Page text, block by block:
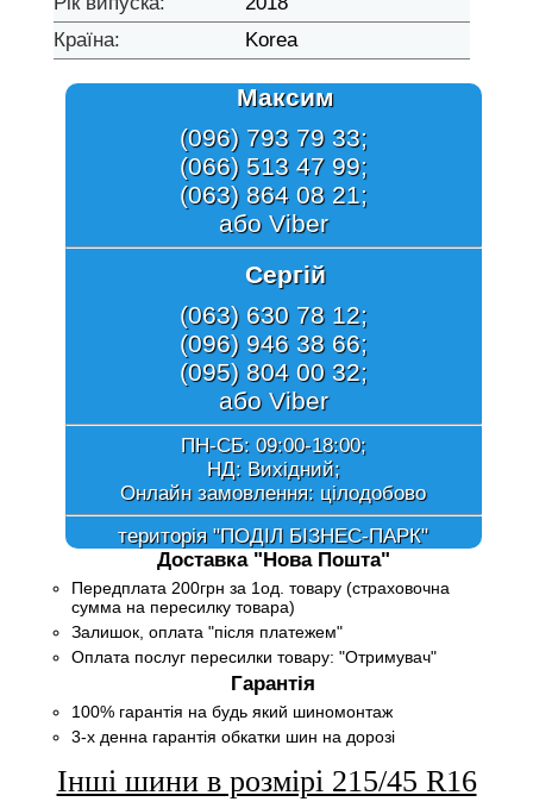
Країна:
Korea
Максим
(096) 793 79 33;
(066) 513 47 99;
(063) 864 08 21;
або Viber
Сергій
(063) 630 78 12;
(096) 946 38 66;
(095) 804 00 32;
або Viber
ПН-СБ: 09:00-18:00;
НД: Вихідний;
Онлайн замовлення: цілодобово
територія "ПОДІЛ БІЗНЕС-ПАРК"
Доставка "Нова Пошта"
Передплата 200грн за 1од. товару (страховочна
сумма на пересилку товара)
Залишок, оплата "після платежем"
Оплата послуг пересилки товару: "Отримувач"
Гарантія
100% гарантія на будь який шиномонтаж
3-х денна гарантія обкатки шин на дорозі
Інші шини в розмірі 215/45 R16